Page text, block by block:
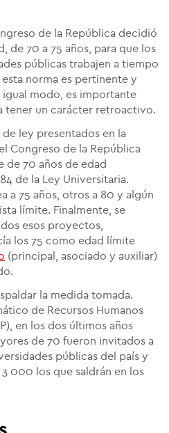
de la República decidió
de 70 a 75 años, para que los
públicas trabajen a tiempo
norma es pertinente y
igual modo, es importante
tener un carácter retroactivo.
ley presentados en la
Congreso de la República
de 70 años de edad
de la Ley Universitaria.
a 75 años, otros a 80 y algún
límite. Finalmente, se
esos proyectos,
los 75 como edad límite
(principal, asociado y auxiliar)
la medida tomada.
de Recursos Humanos
en los dos últimos años
de 70 fueron invitados a
públicas del país y
000 los que saldrán en los